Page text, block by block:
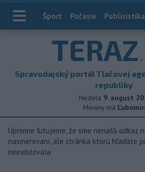
Index
Šport Počasie Publicistika
TERAZ
Spravodajský portál Tlačovej
republiky
Nedela 9. august
Meniny má
Úprimne ľutujeme, že sme nenašli odkaz
nasmerovaní, ale stránka ktorú hľadáte
neexistovala